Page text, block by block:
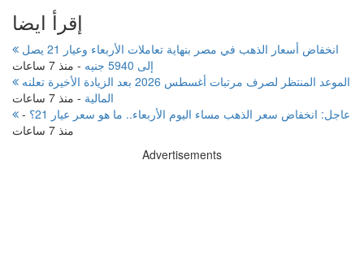
إقرأ ايضا
إلى 5940 جنيه
- منذ 7 ساعات
المالية - منذ 7 ساعات
عاجل: انخفاض سعر الذهب مساء اليوم الأربعاء.. ما هو سعر عيار 21؟
-
منذ 7 ساعات
Advertisements